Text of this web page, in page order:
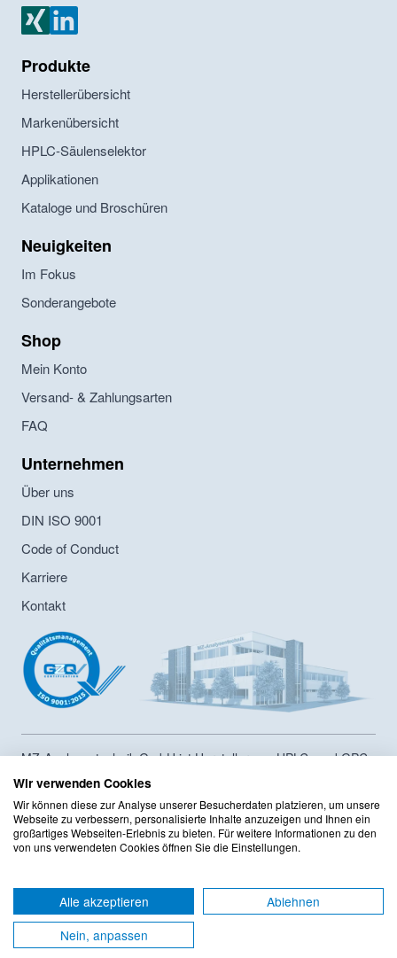
MZ Analysentechnik Xing
MZ Analysentechnik LinkedIn
Produkte
Herstellerübersicht
Markenübersicht
HPLC-Säulenselektor
Applikationen
Kataloge und Broschüren
Neuigkeiten
Im Fokus
Sonderangebote
Shop
Mein Konto
Versand- & Zahlungsarten
FAQ
Unternehmen
Über uns
DIN ISO 9001
Code of Conduct
Karriere
Kontakt
MZ-Analysentechnik GmbH ist Hersteller von HPLC- und GPC-
Säulen sowie Lieferant von Chromatographiesäulen und
Zubehör seit 1986. Das Unternehmen hat ein
Innerbertriebliches Compliance Programm sowie ein
Qualitätsmanagement mit DIN ISO 9001:2015 Zertifizierung
implementiert. Das Sortiment umfasst mehr als 125 Hersteller
Datenschutzerklärung
Impressum
TOP
Wir verwenden Cookies
Wir können diese zur Analyse unserer Besucherdaten platzieren, um unsere
Webseite zu verbessern, personalisierte Inhalte anzuzeigen und Ihnen ein
großartiges Webseiten-Erlebnis zu bieten. Für weitere Informationen zu den
von uns verwendeten Cookies öffnen Sie die Einstellungen.
Alle akzeptieren
Ablehnen
Nein, anpassen